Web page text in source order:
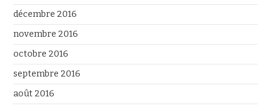
décembre 2016
novembre 2016
octobre 2016
septembre 2016
août 2016